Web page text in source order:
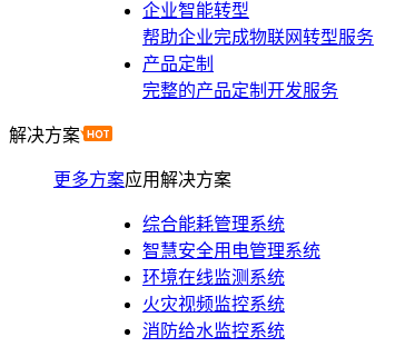
企业智能转型
帮助企业完成物联网转型服务
产品定制
完整的产品定制开发服务
解决方案
更多方案应用解决方案
综合能耗管理系统
智慧安全用电管理系统
环境在线监测系统
火灾视频监控系统
消防给水监控系统